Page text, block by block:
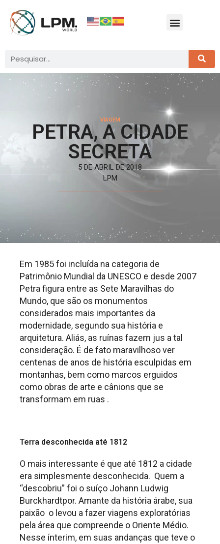
VIAGEM
PETRA, A CIDADE
SECRETA
5 DE ABRIL DE 2018
LPM
Em 1985 foi incluída na categoria de
Patrimônio Mundial da UNESCO e desde 2007
Petra figura entre as Sete Maravilhas do
Mundo, que são os monumentos
considerados mais importantes da
modernidade, segundo sua história e
arquitetura. Aliás, as ruínas fazem jus a tal
consideração. É de fato maravilhoso ver
centenas de anos de história esculpidas em
montanhas, bem como marcos erguidos
como obras de arte e cânions que se
transformam em ruas .
Terra desconhecida até 1812
O mais interessante é que até 1812 a cidade
era simplesmente desconhecida. Quem a
“descobriu” foi o suíço Johann Ludwig
Burckhardtpor. Amante da história árabe, sua
paixão o levou a fazer viagens exploratórias
pela área que compreende o Oriente Médio.
Nesse ínterim, em suas andanças que teve o